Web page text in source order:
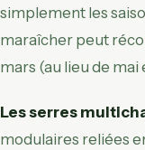
simplement les
maraîcher peut
mars (au lieu de mai
Les serres
modulaires reliées